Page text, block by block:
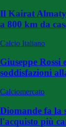
Il Kairat
a 800 km da
Calcio Italiano
Giuseppe
soddisfazioni
Calciomercato
Diomande fa la
l'acquisto più